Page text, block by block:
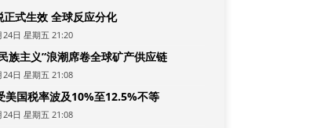
正式生效 全球反应分化
24日 星期五 21:20
族主义”浪潮席卷全球矿产供应链
24日 星期五 21:08
美国税率波及10%至12.5%不等
24日 星期五 21:08